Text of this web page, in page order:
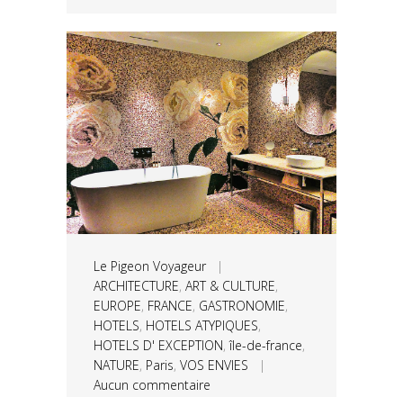
Le Pigeon Voyageur|
ARCHITECTURE, ART & CULTURE,
EUROPE, FRANCE, GASTRONOMIE,
HOTELS, HOTELS ATYPIQUES,
HOTELS D' EXCEPTION,île-de-france,
NATURE, Paris, VOS ENVIES |
Aucun commentaire